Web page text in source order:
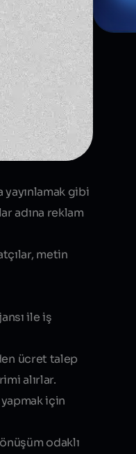
yayınlamak gibi
adına reklam
metin
ile iş
ücret talep
alırlar.
için
odaklı